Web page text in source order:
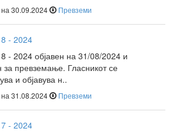
30.09.2024 Превземи
8 - 2024
8 - 2024 објавен на 31/08/2024 и
за превземање. Гласникот се
и објавува н..
31.08.2024 Превземи
7 - 2024